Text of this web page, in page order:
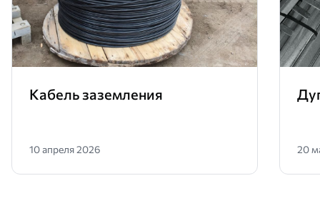
Кабель заземления
10 апреля 2026 20